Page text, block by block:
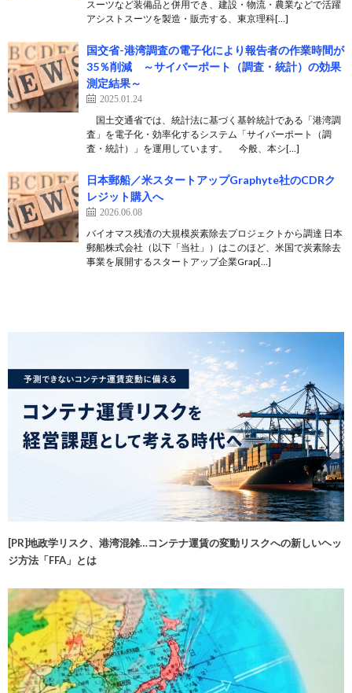
スーツなど装備品と併用でき、建設・物流・農業などで活躍
アシストスーツを製造・販売する、東京理科[…]
国交省-港湾調査の電子化により報告者の作業時間が
35％削減 ～サイバーポート（調査・統計）の効果
測定結果～
2025.01.24
国土交通省では、統計法に基づく基幹統計である「港湾調
査」を電子化・効率化するシステム「サイバーポート（調
査・統計）」を運用しています。 今般、本シ[…]
日本郵船／米スタートアップGraphyte社のCDRク
レジット購入へ
2026.06.08
バイオマス残渣の大規模炭素除去プロジェクトから調達 日本
郵船株式会社（以下「当社」）はこのほど、米国で炭素除去
事業を展開するスタートアップ企業Grap[…]
[PR]地政学リスク、港湾混雑…コンテナ運賃の変動リスクへの新しいヘッ
ジ方法「FFA」とは